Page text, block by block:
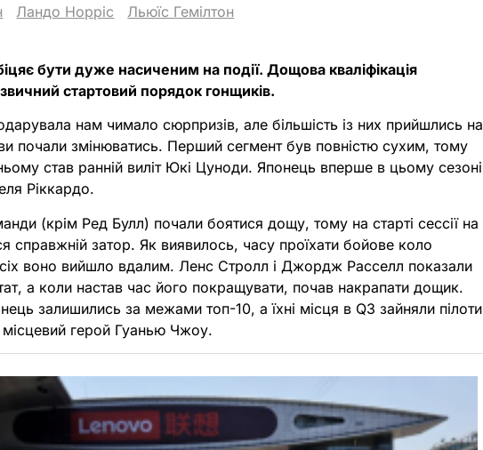
Ландо Норріс Льюїс Гемілтон
бути дуже насиченим на події. Дощова кваліфікація
стартовий порядок гонщиків.
нам чимало сюрпризів, але більшість із них прийшлись на
почали змінюватись. Перший сегмент був повністю сухим, тому
став ранній виліт Юкі Цуноди. Японець вперше в цьому сезоні
Ріккардо.
(крім Ред Булл) почали боятися дощу, тому на старті сессії на
справжній затор. Як виявилось, часу проїхати бойове коло
воно вийшло вдалим. Ленс Стролл і Джордж Расселл показали
а коли настав час його покращувати, почав накрапати дощик.
залишились за межами топ-10, а їхні місця в Q3 зайняли пілоти
місцевий герой Гуанью Чжоу.